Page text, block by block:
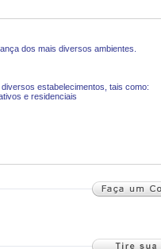
dos mais diversos ambientes.
estabelecimentos, tais como:
e residenciais